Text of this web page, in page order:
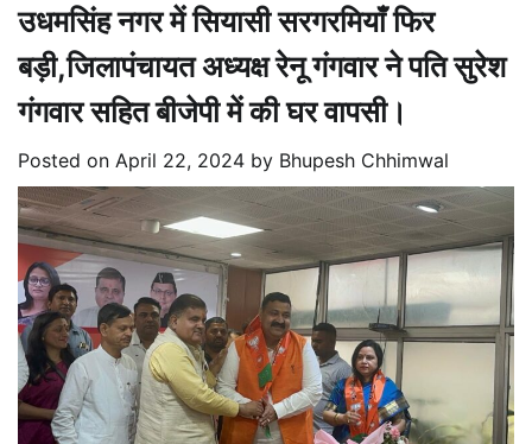
उधमसिंह नगर में सियासी सरगरमियाँ फिर
बड़ी,जिलापंचायत अध्यक्ष रेनू गंगवार ने पति सुरेश
गंगवार सहित बीजेपी में की घर वापसी।
Posted on April 22, 2024 by Bhupesh Chhimwal